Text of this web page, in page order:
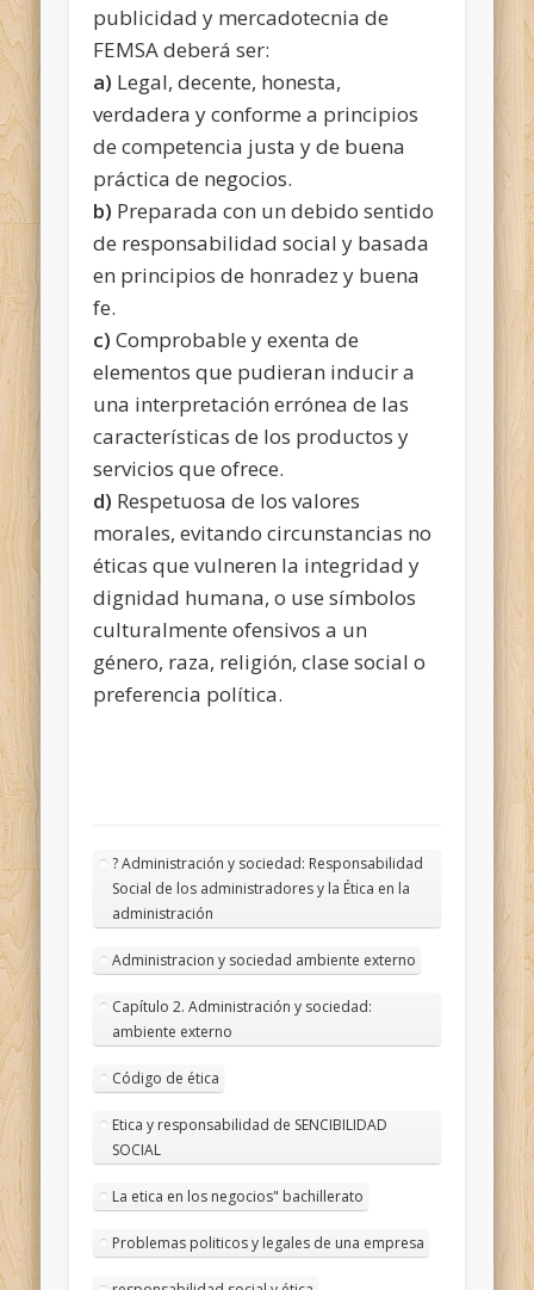
publicidad y mercadotecnia de
FEMSA deberá ser:
a) Legal, decente, honesta,
verdadera y conforme a principios
de competencia justa y de buena
práctica de negocios.
b) Preparada con un debido sentido
de responsabilidad social y basada
en principios de honradez y buena
fe.
c) Comprobable y exenta de
elementos que pudieran inducir a
una interpretación errónea de las
características de los productos y
servicios que ofrece.
d) Respetuosa de los valores
morales, evitando circunstancias no
éticas que vulneren la integridad y
dignidad humana, o use símbolos
culturalmente ofensivos a un
género, raza, religión, clase social o
preferencia política.
? Administración y sociedad: Responsabilidad
Social de los administradores y la Ética en la
administración
Administracion y sociedad ambiente externo
Capítulo 2. Administración y sociedad:
ambiente externo
Código de ética
Etica y responsabilidad de SENCIBILIDAD
SOCIAL
La etica en los negocios" bachillerato
Problemas politicos y legales de una empresa